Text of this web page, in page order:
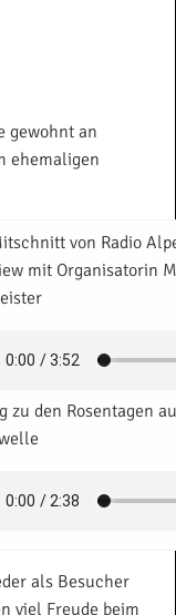
gewohnt an
ehemaligen
von Radio
mit Organisatorin
zu den Rosentagen
als Besucher
viel Freude beim